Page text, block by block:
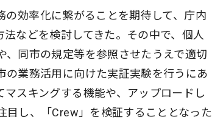
効率化に繋がることを期待して、庁内
などを検討してきた。その中で、個人
同市の規定等を参照させたうえで適切
業務活用に向けた実証実験を行うにあ
スキングする機能や、アップロードし
目し、「Crew」を検証することとなった